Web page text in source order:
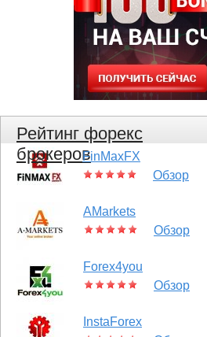
Рейтинг форекс
брокеровFinMaxFX
Обзор
AMarkets
Обзор
Forex4you
Обзор
InstaForex